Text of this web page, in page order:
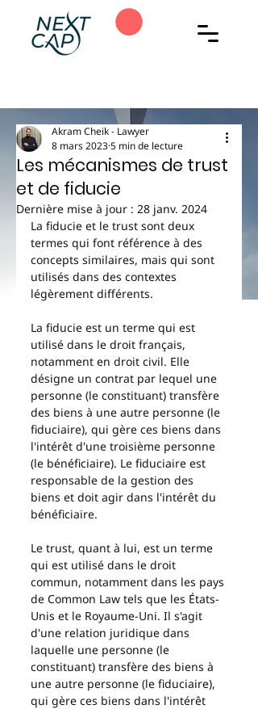
Les mécanismes de trust
et de fiducie
Akram Cheik - Lawyer
8 mars 20235 min de lecture
Dernière mise à jour : 28 janv. 2024
La fiducie et le trust sont deux
termes qui font référence à des
concepts similaires, mais qui sont
utilisés dans des contextes
légèrement différents.
La fiducie est un terme qui est
utilisé dans le droit français,
notamment en droit civil. Elle
désigne un contrat par lequel une
personne (le constituant) transfère
des biens à une autre personne (le
fiduciaire), qui gère ces biens dans
l'intérêt d'une troisième personne
(le bénéficiaire). Le fiduciaire est
responsable de la gestion des
biens et doit agir dans l'intérêt du
bénéficiaire.
Le trust, quant à lui, est un terme
qui est utilisé dans le droit
commun, notamment dans les pays
de Common Law tels que les États-
Unis et le Royaume-Uni. Il s'agit
d'une relation juridique dans
laquelle une personne (le
constituant) transfère des biens à
une autre personne (le fiduciaire),
qui gère ces biens dans l'intérêt